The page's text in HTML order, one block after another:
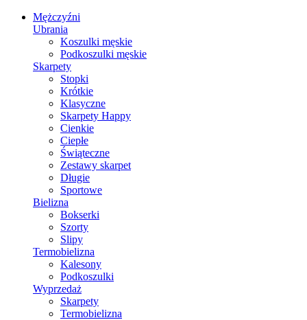
Mężczyźni
Ubrania
Koszulki męskie
Podkoszulki męskie
Skarpety
Stopki
Krótkie
Klasyczne
Skarpety Happy
Cienkie
Ciepłe
Świąteczne
Zestawy skarpet
Długie
Sportowe
Bielizna
Bokserki
Szorty
Slipy
Termobielizna
Kalesony
Podkoszulki
Wyprzedaż
Skarpety
Termobielizna